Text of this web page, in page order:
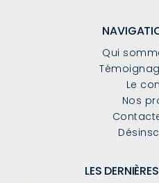
Qui
Le
Nos
LES